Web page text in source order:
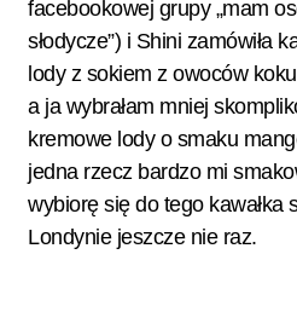
facebookowej grupy „mam
słodycze”) i Shini zamówiła
lody z sokiem z owoców
a ja wybrałam mniej
kremowe lody o smaku
jedna rzecz bardzo mi
wybiorę się do tego kawałka
Londynie jeszcze nie raz.